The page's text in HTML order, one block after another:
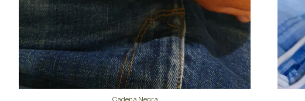
Cadena Negra